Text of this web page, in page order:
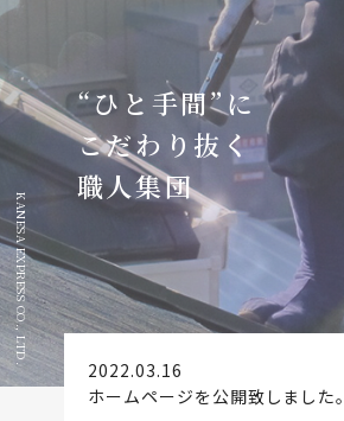
“ひと手間”に
こだわり抜く
職人集団
KANESA EXPRESS CO., LTD.
2022.03.16
ホームページを公開致しました。